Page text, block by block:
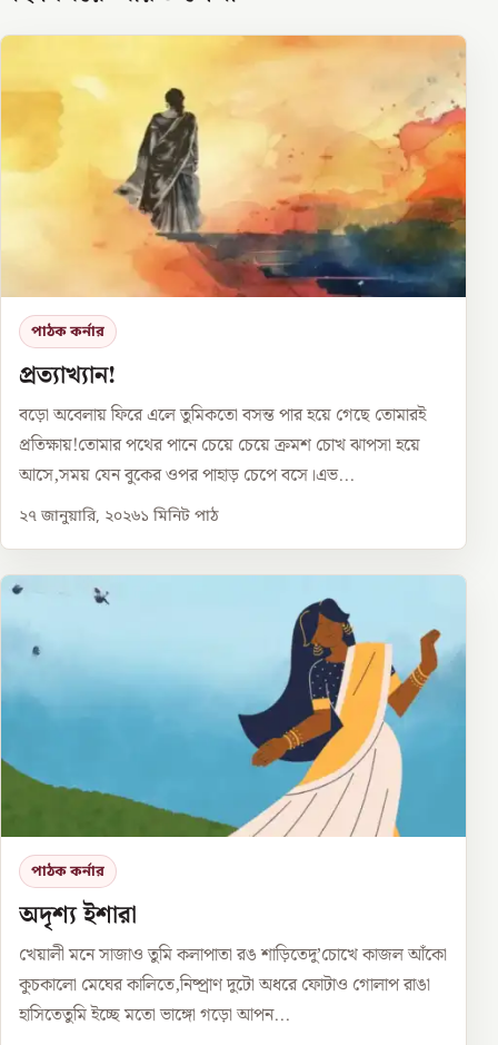
পাঠক কর্নার
প্রত্যাখ্যান!
বড়ো অবেলায় ফিরে এলে তুমিকতো বসন্ত পার হয়ে গেছে তোমারই
প্রতিক্ষায়!তোমার পথের পানে চেয়ে চেয়ে ক্রমশ চোখ ঝাপসা হয়ে
আসে,সময় যেন বুকের ওপর পাহাড় চেপে বসে।এভ...
২৭ জানুয়ারি, ২০২৬১ মিনিট পাঠ
পাঠক কর্নার
অদৃশ্য ইশারা
খেয়ালী মনে সাজাও তুমি কলাপাতা রঙ শাড়িতেদু’চোখে কাজল আঁকো
কুচকালো মেঘের কালিতে,নিষ্প্রাণ দুটো অধরে ফোটাও গোলাপ রাঙা
হাসিতেতুমি ইচ্ছে মতো ভাঙ্গো গড়ো আপন...